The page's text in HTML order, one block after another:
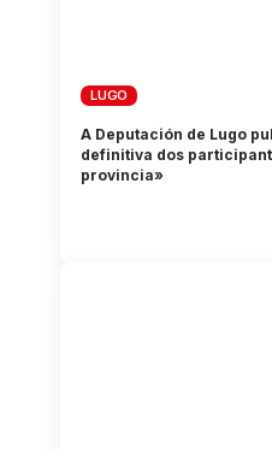
LUGO
A Deputación de Lugo
definitiva dos
provincia»